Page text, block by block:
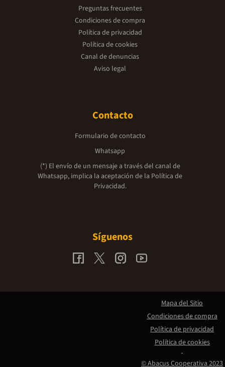
Preguntas frecuentes
Condiciones de compra
Política de privacidad
Política de cookies
Canal de denuncias
Aviso legal
Contacto
Formulario de contacto
Whatsapp
(*) El envío de un mensaje a través del canal de
Whatsapp, implica la aceptación de la Política de
Privacidad.
Síguenos
© Abacus Cooperativa 2023
Mapa del Sitio
Condiciones de compra
Política de privacidad
Política de cookies